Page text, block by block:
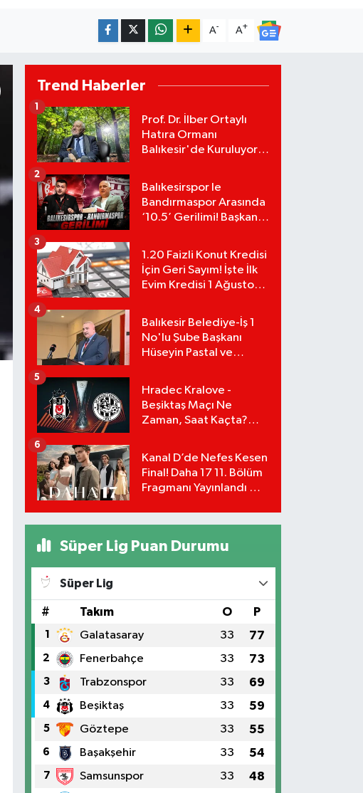
A- A+
Trend Haberler
Prof. Dr. İlber Ortaylı
Hatıra Ormanı
Balıkesir'de Kuruluyor!
1
Balıkesirspor le
Bandırmaspor Arasında
‘10.5’ Gerilimi! Başkan
Tepki!
2
1.20 Faizli Konut Kredisi
İçin Geri Sayım! İşte İlk
Evim Kredisi 1 Ağustos
Hesaplama Tablosu:
3
Balıkesir Belediye-İş 1
No'lu Şube Başkanı
Hüseyin Pastal ve
4
Hradec Kralove -
Beşiktaş Maçı Ne
Zaman, Saat Kaçta?
Detayları!
5
Kanal D’de Nefes Kesen
Final! Daha 17 11. Bölüm
Fragmanı Yayınlandı Mı?
6
Süper Lig Puan Durumu
Süper Lig
# Takım O P
1 Galatasaray 33 77
2 Fenerbahçe 33 73
3 Trabzonspor 33 69
4 Beşiktaş 33 59
5 Göztepe 33 55
6 Başakşehir 33 54
7 Samsunspor 33 48